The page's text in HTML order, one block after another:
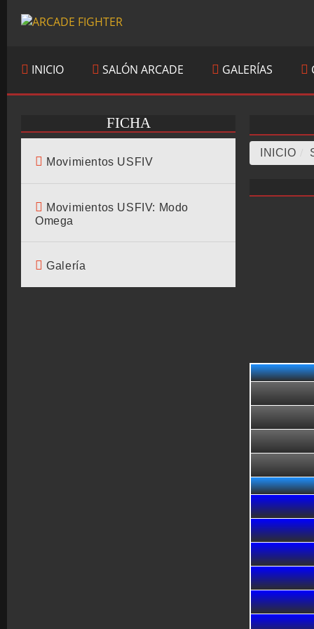
INICIO SALÓN ARCADE GALERÍAS
FICHA
Movimientos USFIV
Movimientos USFIV: Modo
Omega
Galería
INICIO